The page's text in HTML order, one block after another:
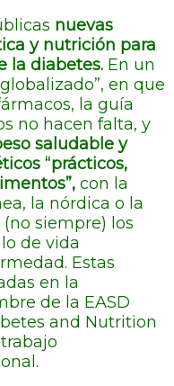
nuevas
y nutrición para
la diabetes. En un
en que
la guía
no hacen falta, y
saludable y
“prácticos,
con la
la nórdica o la
siempre) los
de vida
Estas
en la
de la EASD
and Nutrition